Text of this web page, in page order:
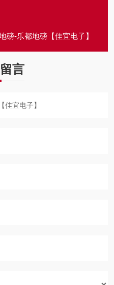
磅-乐都地磅【佳宜电子】
言